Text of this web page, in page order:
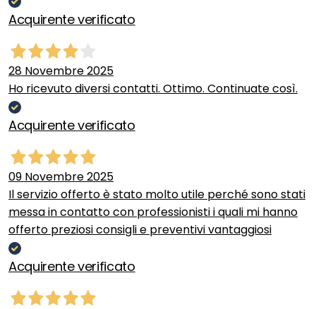
Acquirente verificato
28 Novembre 2025
Ho ricevuto diversi contatti. Ottimo. Continuate così.
Acquirente verificato
09 Novembre 2025
Il servizio offerto è stato molto utile perché sono stati
messa in contatto con professionisti i quali mi hanno
offerto preziosi consigli e preventivi vantaggiosi
Acquirente verificato